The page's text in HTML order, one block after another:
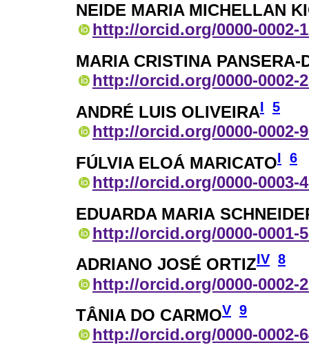
NEIDE MARIA MICHELLAN
http://orcid.org/0000-0002-
MARIA CRISTINA PANSERA-
http://orcid.org/0000-0002-
ANDRÉ LUIS OLIVEIRAI 5
http://orcid.org/0000-0002-
FÚLVIA ELOÁ MARICATOI 6
http://orcid.org/0000-0003-
EDUARDA MARIA
http://orcid.org/0000-0001-
ADRIANO JOSÉ ORTIZIV 8
http://orcid.org/0000-0002-
TÂNIA DO CARMOV 9
http://orcid.org/0000-0002-